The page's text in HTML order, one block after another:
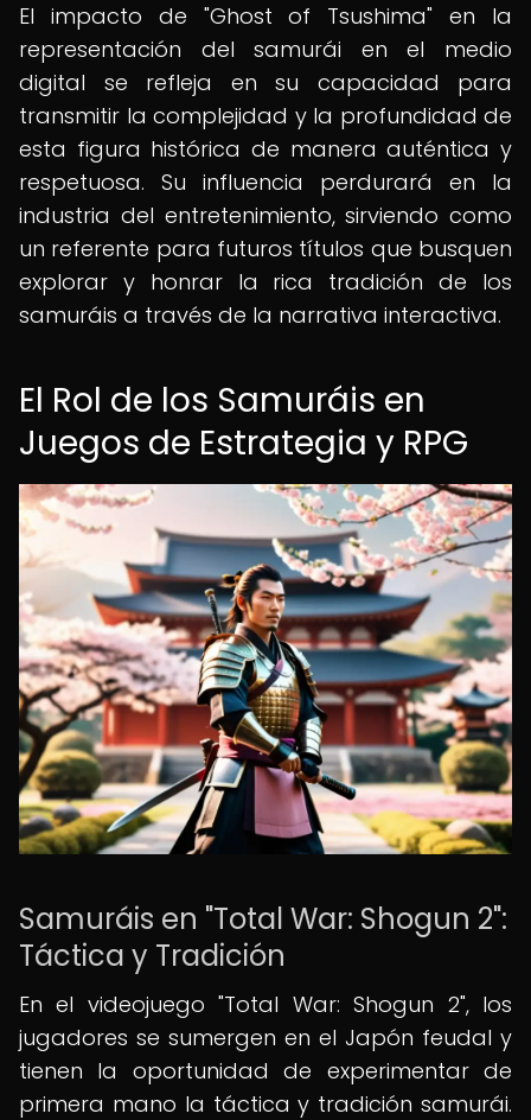
El impacto de "Ghost of Tsushima" en la
representación del samurái en el medio
digital se refleja en su capacidad para
transmitir la complejidad y la profundidad de
esta figura histórica de manera auténtica y
respetuosa. Su influencia perdurará en la
industria del entretenimiento, sirviendo como
un referente para futuros títulos que busquen
explorar y honrar la rica tradición de los
samuráis a través de la narrativa interactiva.
El Rol de los Samuráis en
Juegos de Estrategia y RPG
Samuráis en "Total War: Shogun 2":
Táctica y Tradición
En el videojuego "Total War: Shogun 2", los
jugadores se sumergen en el Japón feudal y
tienen la oportunidad de experimentar de
primera mano la táctica y tradición samurái.